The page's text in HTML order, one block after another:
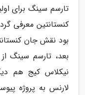
کنستانتین معرفی
بود نقش جان
بعد، تارسم سینگ
نیکلاس کیج هم
لارنس به پروژه